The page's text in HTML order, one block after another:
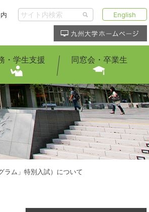
English
・学生支援 同窓会・卒業生
ラム」特別入試）について